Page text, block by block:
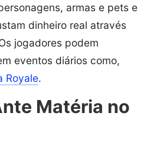
armas e pets e
dinheiro real através
jogadores podem
eventos diários como,
Royale.
Matéria no